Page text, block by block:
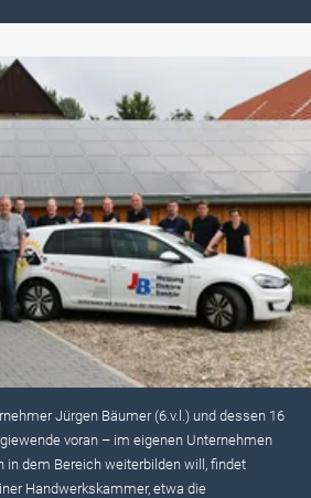
Jürgen Bäumer (6.v.l.) und dessen 16
voran – im eigenen Unternehmen
in dem Bereich weiterbilden will, findet
Handwerkskammer, etwa die